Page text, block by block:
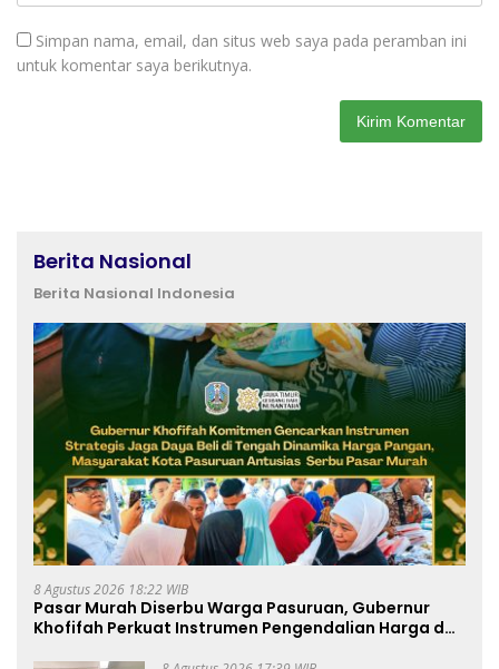
Simpan nama, email, dan situs web saya pada peramban ini
untuk komentar saya berikutnya.
Berita Nasional
Berita Nasional Indonesia
8 Agustus 2026 18:22 WIB
Pasar Murah Diserbu Warga Pasuruan, Gubernur
Khofifah Perkuat Instrumen Pengendalian Harga dan